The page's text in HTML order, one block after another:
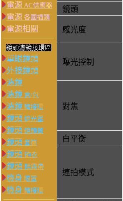
電源 AC供應器
電源 各國插頭
電源相關
鏡頭濾鏡接環區
單眼鏡頭
外接鏡頭
濾鏡
濾鏡 盒/包
濾鏡 轉接環
鏡頭 遮光罩
鏡頭 鏡頭蓋
鏡頭 套筒
鏡頭 砲衣
鏡頭 除霧帶
機身 眼罩
機身 轉接環
鏡頭
感光度
曝光控制
對焦
白平衡
連拍模式